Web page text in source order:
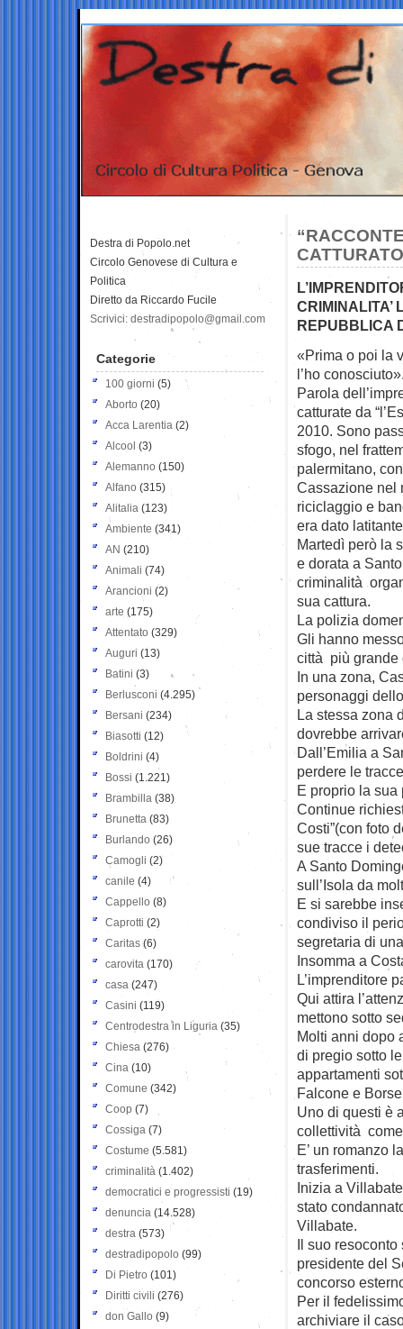
CRIMINALITA’
REPUBBLICA
«Prima o poi la
l’ho
Parola
catturate da
2010. Sono
sfogo, nel
palermitano,
Cassazione nel
riciclaggio e
era dato
Martedì però la
e dorata a
criminalità
sua cattura.
La polizia
Gli hanno
città più grande
In una zona,
personaggi
La stessa zona
dovrebbe
Dall’Emilia a
perdere le
E proprio la sua
Continue
Costi”(con foto
sue tracce i
A Santo
sull’Isola da
E si sarebbe
condiviso il
segretaria di
Insomma a
L’imprenditore
Qui attira
mettono sotto
Molti anni dopo
di pregio sotto
appartamenti
Falcone e
Uno di questi è
collettività
E’ un romanzo
trasferimenti.
Inizia a
stato
Villabate.
Il suo resoconto
presidente del
concorso
Per il
archiviare il
Destra di Popolo.net
Circolo Genovese di Cultura e
Politica
Diretto da Riccardo Fucile
Scrivici: destradipopolo@gmail.com
Categorie
100 giorni (5)
Aborto (20)
Acca Larentia (2)
Alcool (3)
Alemanno (150)
Alfano (315)
Alitalia (123)
Ambiente (341)
AN (210)
Animali (74)
Arancioni (2)
arte (175)
Attentato (329)
Auguri (13)
Batini (3)
Berlusconi (4.295)
Bersani (234)
Biasotti (12)
Boldrini (4)
Bossi (1.221)
Brambilla (38)
Brunetta (83)
Burlando (26)
Camogli (2)
canile (4)
Cappello (8)
Caprotti (2)
Caritas (6)
carovita (170)
casa (247)
Casini (119)
Centrodestra in Liguria (35)
Chiesa (276)
Cina (10)
Comune (342)
Coop (7)
Cossiga (7)
Costume (5.581)
criminalità (1.402)
democratici e progressisti (19)
denuncia (14.528)
destra (573)
destradipopolo (99)
Di Pietro (101)
Diritti civili (276)
don Gallo (9)